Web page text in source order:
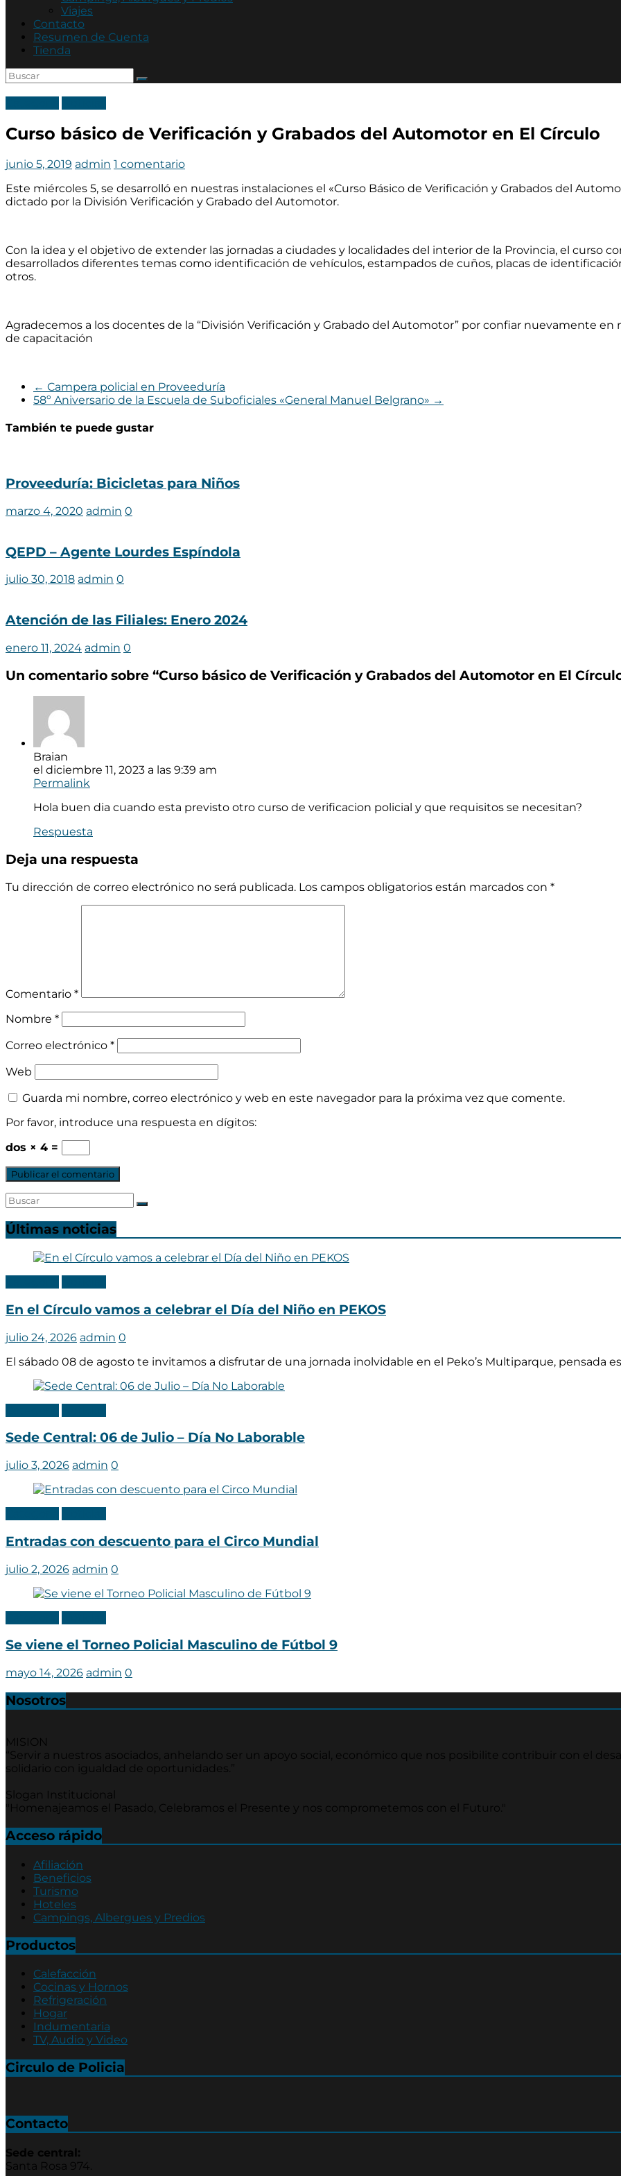
Policía
Córdoba
Viajes
Contacto
Resumen de Cuenta
Tienda
Curso básico de Verificación y Grabados del Automotor en El Círculo
junio 5, 2019 admin 1 comentario
Este miércoles 5, se desarrolló en nuestras instalaciones el «Curso Básico de Verificación y Grabados del
dictado por la División Verificación y Grabado del Automotor.
Con la idea y el objetivo de extender las jornadas a ciudades y localidades del interior de la Provincia, el curso
desarrollados diferentes temas como identificación de vehículos, estampados de cuños, placas de
otros.
Agradecemos a los docentes de la “División Verificación y Grabado del Automotor” por confiar nuevamente
de capacitación
← Campera policial en Proveeduría
58º Aniversario de la Escuela de Suboficiales «General Manuel Belgrano» →
También te puede gustar
Proveeduría: Bicicletas para Niños
marzo 4, 2020 admin 0
QEPD – Agente Lourdes Espíndola
julio 30, 2018 admin 0
Atención de las Filiales: Enero 2024
enero 11, 2024 admin 0
Un comentario sobre “Curso básico de Verificación y Grabados del Automotor en El
Braian
el diciembre 11, 2023 a las 9:39 am
Permalink
Hola buen dia cuando esta previsto otro curso de verificacion policial y que requisitos se necesitan?
Respuesta
Deja una respuesta
Tu dirección de correo electrónico no será publicada. Los campos obligatorios están marcados con *
Comentario *
Nombre *
Correo electrónico *
Web
Guarda mi nombre, correo electrónico y web en este navegador para la próxima vez que comente.
Por favor, introduce una respuesta en dígitos:
dos × 4 =
Últimas noticias
En el Círculo vamos a celebrar el Día del Niño en PEKOS
julio 24, 2026 admin 0
El sábado 08 de agosto te invitamos a disfrutar de una jornada inolvidable en el Peko’s Multiparque, pensada
Sede Central: 06 de Julio – Día No Laborable
julio 3, 2026 admin 0
Entradas con descuento para el Circo Mundial
julio 2, 2026 admin 0
Se viene el Torneo Policial Masculino de Fútbol 9
mayo 14, 2026 admin 0
Nosotros
MISION
“Servir a nuestros asociados, anhelando ser un apoyo social, económico que nos posibilite contribuir con el
solidario con igualdad de oportunidades.”
Slogan Institucional
"Homenajeamos el Pasado, Celebramos el Presente y nos comprometemos con el Futuro."
Acceso rápido
Afiliación
Beneficios
Turismo
Hoteles
Campings, Albergues y Predios
Productos
Calefacción
Cocinas y Hornos
Refrigeración
Hogar
Indumentaria
TV, Audio y Video
Circulo de Policia
Contacto
Sede central:
Santa Rosa 974.